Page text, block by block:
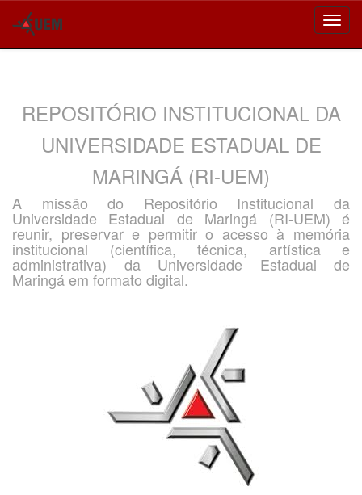
REPOSITÓRIO INSTITUCIONAL DA
UNIVERSIDADE ESTADUAL DE
MARINGÁ (RI-UEM)
A missão do Repositório Institucional da
Universidade Estadual de Maringá (RI-UEM) é
reunir, preservar e permitir o acesso à memória
institucional (científica, técnica, artística e
administrativa) da Universidade Estadual de
Maringá em formato digital.